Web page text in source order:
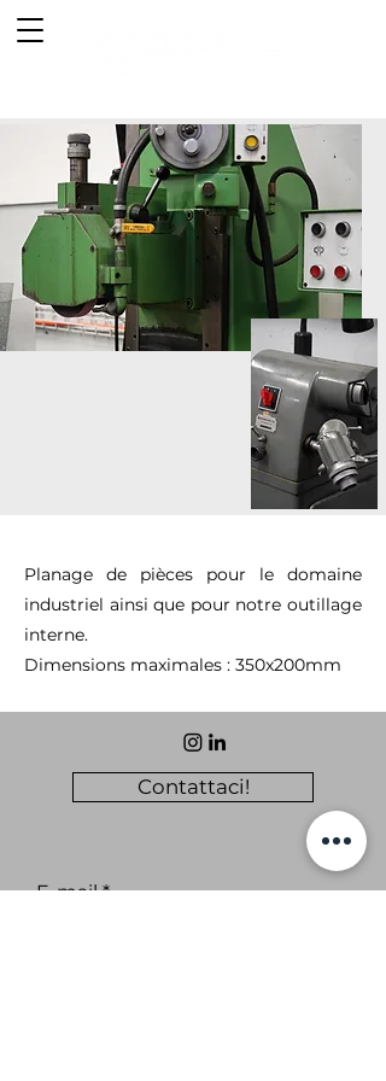
Planage de pièces pour le domaine
industriel ainsi que pour notre outillage
interne.
Dimensions maximales : 350x200mm
Contattaci!
E-mail